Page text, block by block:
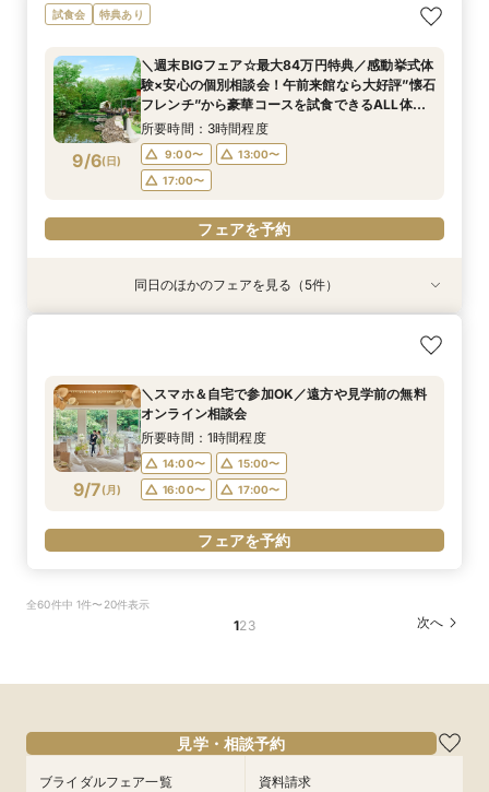
9/5(土)
＼2027年内★先行予約スタート／準備しっか
り！1件目来館◎五感で印象に残すチャペル見学×
試食＜最大84万円特典付＞
所要時間：2時間30分程度
9:00〜
13:00〜
17:00〜
フェアを予約
9/5(土)
＼初見学におすすめ／おもてなし料理の贅沢試食
×都会の森を貸切る全館見学×個別相談会
9:00〜
13:00〜
17:00〜
フェアを予約
9/5(土)
【料理重視必見】ゲスト想いの懐石フレンチ試食
×全館見学ツアー／専属プランナーと予算×準備
所要時間：3時間程度
9:00〜
13:00〜
17:00〜
フェアを予約
9/5(土)
＜20～39名限定＞少人数・家族婚限定のお得プ
ランをご用意！専属プランナーによるじっくり相
所要時間：3時間程度
9:00〜
13:00〜
17:00〜
フェアを予約
9/5(土)
【マイナビ限定☆最大84万円ご優待】＼チャペ
ル重視必見／話題の絶景チャペルで挙式体験
来館で豪華5品コース贅沢試食付★ドレス優待チ
ケット付フェア
所要時間：3時間程度
9:00〜
13:00〜
17:00〜
フェアを予約
試食会 特典あり
9/6(日)
＼週末BIGフェア☆最大84万円特典／感動挙式体
験×安心の個別相談会！午前来館なら大好評”懐石
フレンチ”から豪華コースを試食できるALL体
感！全館見学★来館時タクシー代3000円負担付
所要時間：3時間程度
9:00〜
13:00〜
17:00〜
フェアを予約
特典あり
9/6(日)
り！1件目来館◎五感で印象に残すチャペル見学×
試食＜最大84万円特典付＞
所要時間：2時間30分程度
17:00〜
フェアを予約
特典あり
9/6(日)
＼初見学におすすめ／おもてなし料理の贅沢試食
9:00〜
13:00〜
17:00〜
フェアを予約
特典あり
9/6(日)
【料理重視必見】ゲスト想いの懐石フレンチ試食
所要時間：3時間程度
17:00〜
フェアを予約
特典あり
9/6(日)
＜20～39名限定＞少人数・家族婚限定のお得プ
ランをご用意！専属プランナーによるじっくり相
所要時間：3時間程度
17:00〜
フェアを予約
特典あり
9/6(日)
【マイナビ限定☆最大84万円ご優待】＼チャペ
来館で豪華5品コース贅沢試食付★ドレス優待チ
ケット付フェア
所要時間：3時間程度
17:00〜
フェアを予約
同日のほかのフェアを見る（5件）
9/7(月)
＼スマホ＆自宅で参加OK／遠方や見学前の無料
オンライン相談会
所要時間：1時間程度
14:00〜
15:00〜
16:00〜
17:00〜
フェアを予約
全60件中 1件〜20件表示
123 次へ
見学・相談予約
ブライダルフェア一覧 資料請求